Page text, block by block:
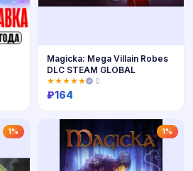
Купить
Magicka: Mega Villain Robes
DLC STEAM GLOBAL
★★★★★ 0
₽164
1% 1%